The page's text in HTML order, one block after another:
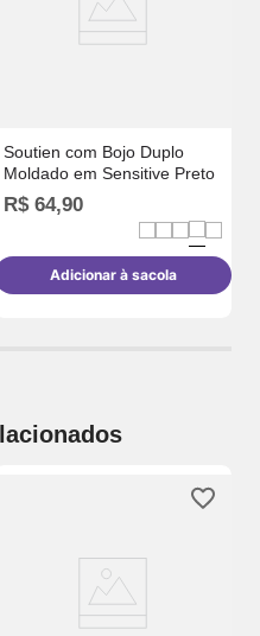
Soutien com Bojo Duplo
Moldado em Sensitive Preto
R$ 64,90
Adicionar à sacola